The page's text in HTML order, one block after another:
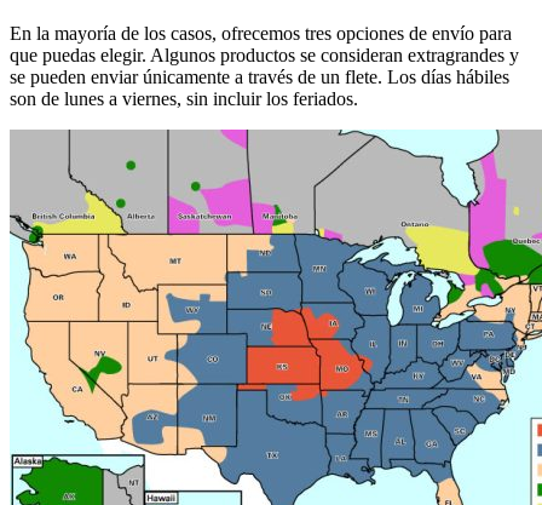
En la mayoría de los casos, ofrecemos tres opciones de envío para
que puedas elegir. Algunos productos se consideran extragrandes y
se pueden enviar únicamente a través de un flete. Los días hábiles
son de lunes a viernes, sin incluir los feriados.